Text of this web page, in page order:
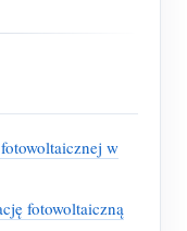
w
fotowoltaiczną